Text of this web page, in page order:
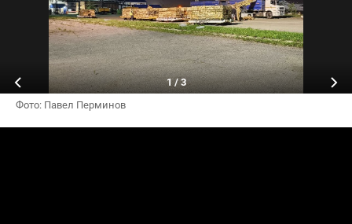
Фото: Павел Перминов
1/3